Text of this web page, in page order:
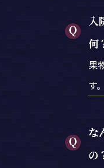
入
何
果
す。
な
の